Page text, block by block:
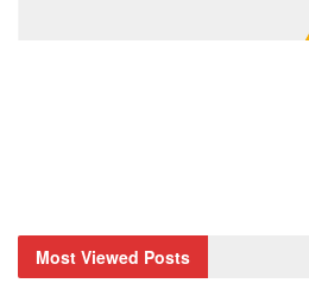
Most Viewed Posts